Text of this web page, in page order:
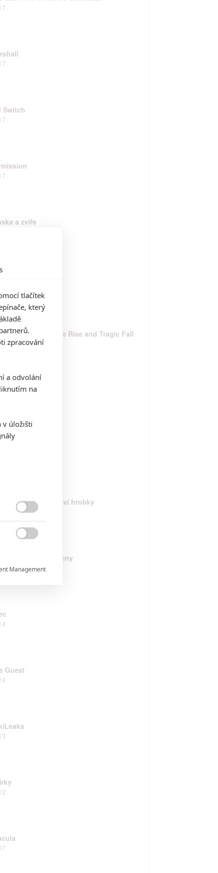
Switch
a zvíře
The Moderate Rise and Tragic Fall
New York Fixer
Ticket
v muzeu: Tajemství hrobky
náhrobními kameny
Guest
tlačítek
který
zpracování
a odvolání
na
v úložišti

chyb,
Management